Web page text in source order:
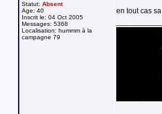
Statut: Absent
Age: 40
Inscrit le: 04 Oct 2005
Messages: 5368
Localisation: hummm à la
campagne 79
en tout cas